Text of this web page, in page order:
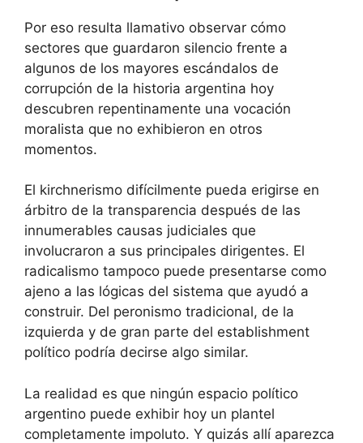
Por eso resulta llamativo observar cómo
sectores que guardaron silencio frente a
algunos de los mayores escándalos de
corrupción de la historia argentina hoy
descubren repentinamente una vocación
moralista que no exhibieron en otros
momentos.
El kirchnerismo difícilmente pueda erigirse en
árbitro de la transparencia después de las
innumerables causas judiciales que
involucraron a sus principales dirigentes. El
radicalismo tampoco puede presentarse como
ajeno a las lógicas del sistema que ayudó a
construir. Del peronismo tradicional, de la
izquierda y de gran parte del establishment
político podría decirse algo similar.
La realidad es que ningún espacio político
argentino puede exhibir hoy un plantel
completamente impoluto. Y quizás allí aparezca